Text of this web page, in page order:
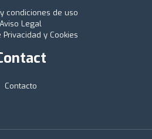
condiciones de uso
Aviso Legal
Privacidad y Cookies
Contacto